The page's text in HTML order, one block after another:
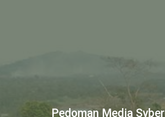
Pedoman Media Syber